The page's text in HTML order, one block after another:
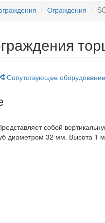
Ограждения
Сопутствующее оборудование
собой
диаметром 32 мм. Высота 1